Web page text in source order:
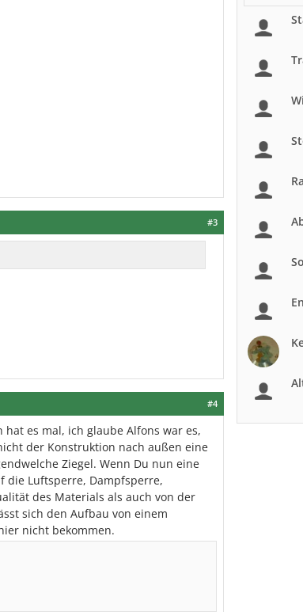
#3
#4
es mal, ich glaube Alfons war es,
der Konstruktion nach außen eine
Ziegel. Wenn Du nun eine
die Luftsperre, Dampfsperre,
des Materials als auch von der
sich den Aufbau von einem
nicht bekommen.